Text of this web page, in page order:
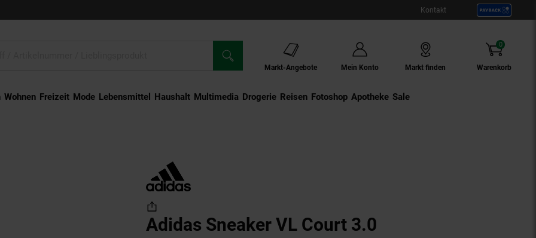
Kontakt
Markt-Angebote Mein Konto Markt finden Warenkorb
0
Artikel
Wohnen Freizeit Mode Lebensmittel Haushalt Multimedia Drogerie Externer Link:
Reisen Externer Link:
Fotoshop Externer Link:
Apotheke Sale
Adidas Sneaker VL Court 3.0